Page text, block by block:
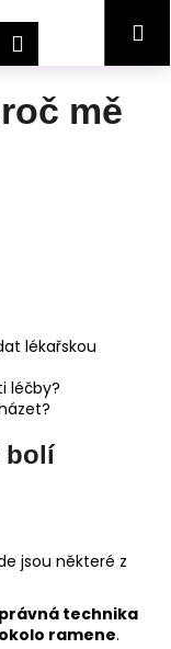
PřihlášeníNákupní
košík
mě
lékařskou
léčby?
bolí
jsou některé z
technika
ramene.